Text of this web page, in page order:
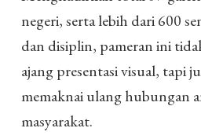
negeri, serta lebih dari 600
dan disiplin, pameran ini
ajang presentasi visual, tapi
memaknai ulang hubungan
masyarakat.